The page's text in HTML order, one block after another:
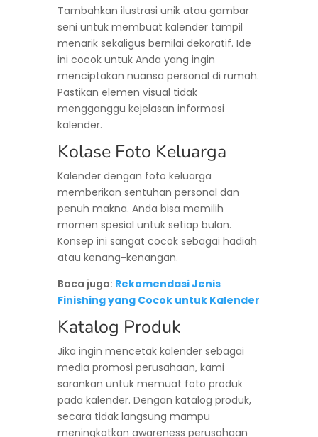
Tambahkan ilustrasi unik atau gambar
seni untuk membuat kalender tampil
menarik sekaligus bernilai dekoratif. Ide
ini cocok untuk Anda yang ingin
menciptakan nuansa personal di rumah.
Pastikan elemen visual tidak
mengganggu kejelasan informasi
kalender.
Kolase Foto Keluarga
Kalender dengan foto keluarga
memberikan sentuhan personal dan
penuh makna. Anda bisa memilih
momen spesial untuk setiap bulan.
Konsep ini sangat cocok sebagai hadiah
atau kenang-kenangan.
Baca juga: Rekomendasi Jenis
Finishing yang Cocok untuk Kalender
Katalog Produk
Jika ingin mencetak kalender sebagai
media promosi perusahaan, kami
sarankan untuk memuat foto produk
pada kalender. Dengan katalog produk,
secara tidak langsung mampu
meningkatkan awareness perusahaan